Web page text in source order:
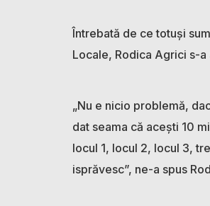
Întrebată de ce totuși
Locale, Rodica Agrici s-
„Nu e nicio problemă,
dat seama că acești 10
locul 1, locul 2, locul 3,
isprăvesc”, ne-a spus